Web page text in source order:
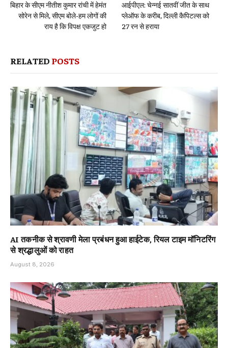
बिहार के सीएम नीतीश कुमार रांची में हेमंत
सोरेन से मिले, सीएम बोले-हम लोगों की
राय है कि विपक्ष एकजुट हो
आईपीएल: चेन्नई सातवीं जीत के साथ
प्लेऑफ के करीब, दिल्ली कैपिटल्स को
27 रन से हराया
RELATED POSTS
AI तकनीक से श्रावणी मेला प्रबंधन हुआ हाईटेक, रियल टाइम मॉनिटरिंग
से श्रद्धालुओं को राहत
August 8, 2026